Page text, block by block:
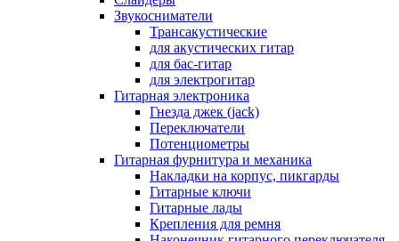
Звукосниматели
Трансакустические
для акустических гитар
для бас-гитар
для электрогитар
Гитарная электроника
Гнезда джек (jack)
Переключатели
Потенциометры
Гитарная фурнитура и механика
Накладки на корпус, пикгарды
Гитарные ключи
Гитарные лады
Крепления для ремня